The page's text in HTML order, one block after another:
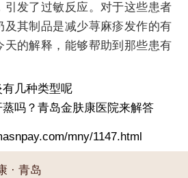
引发了过敏反应。对于这些患者
及其制品是减少荨麻疹发作的有
天的解释，能够帮助到那些患有
几种类型呢
吗？青岛金肤康医院来解答
mny/1147.html
· 青岛